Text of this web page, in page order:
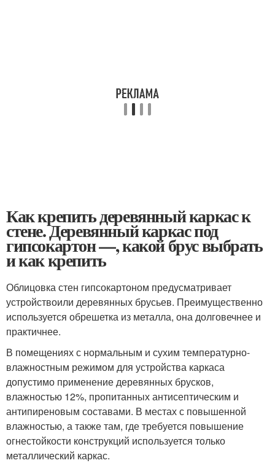
Как крепить деревянный каркас к
стене. Деревянный каркас под
гипсокартон —, какой брус выбрать
и как крепить
Облицовка стен гипсокартоном предусматривает
устройствоили деревянных брусьев. Преимущественно
используется обрешетка из металла, она долговечнее и
практичнее.
В помещениях с нормальным и сухим температурно-
влажностным режимом для устройства каркаса
допустимо применение деревянных брусков,
влажностью 12%, пропитанных антисептическим и
антипиреновым составами. В местах с повышенной
влажностью, а также там, где требуется повышение
огнестойкости конструкций используется только
металлический каркас.